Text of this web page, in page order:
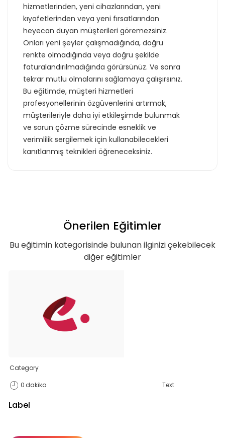
hizmetlerinden, yeni cihazlarından, yeni
kıyafetlerinden veya yeni fırsatlarından
heyecan duyan müşterileri göremezsiniz.
Onları yeni şeyler çalışmadığında, doğru
renkte olmadığında veya doğru şekilde
faturalandırılmadığında görürsünüz. Ve sonra
tekrar mutlu olmalarını sağlamaya çalışırsınız.
Bu eğitimde, müşteri hizmetleri
profesyonellerinin özgüvenlerini artırmak,
müşterileriyle daha iyi etkileşimde bulunmak
ve sorun çözme sürecinde esneklik ve
verimlilik sergilemek için kullanabilecekleri
kanıtlanmış teknikleri öğreneceksiniz.
Önerilen Eğitimler
Bu eğitimin kategorisinde bulunan ilginizi çekebilecek
diğer eğitimler
Category
0 dakika Text
Label
adet eğitime